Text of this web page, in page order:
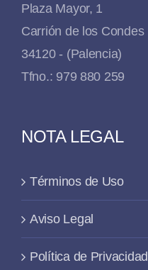
Plaza Mayor, 1
Carrión de los Condes
34120 - (Palencia)
Tfno.: 979 880 259
NOTA LEGAL
Términos de Uso
Aviso Legal
Política de Privacidad